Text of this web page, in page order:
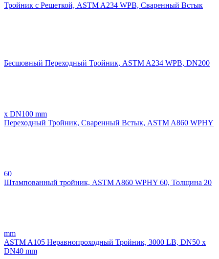
Тройник с Решеткой, ASTM A234 WPB, Сваренный Встык
Бесшовный Переходный Тройник, ASTM A234 WPB, DN200
x DN100 mm
Переходный Тройник, Сваренный Встык, ASTM A860 WPHY
60
Штампованный тройник, ASTM A860 WPHY 60, Толщина 20
mm
ASTM A105 Неравнопроходный Тройник, 3000 LB, DN50 x
DN40 mm